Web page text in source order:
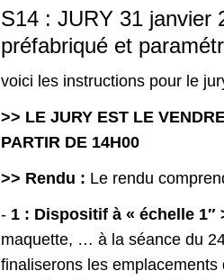
S14 : JURY 31 janvier
préfabriqué et
voici les instructions pour le
>> LE JURY EST LE
PARTIR DE 14H00
>> Rendu : Le rendu
- 1 : Dispositif à « échelle 1″
maquette, … à la séance du
finaliserons les emplacements